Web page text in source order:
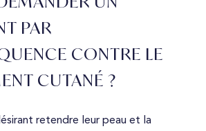
PAR
CONTRE LE
CUTANÉ ?
retendre leur peau et la